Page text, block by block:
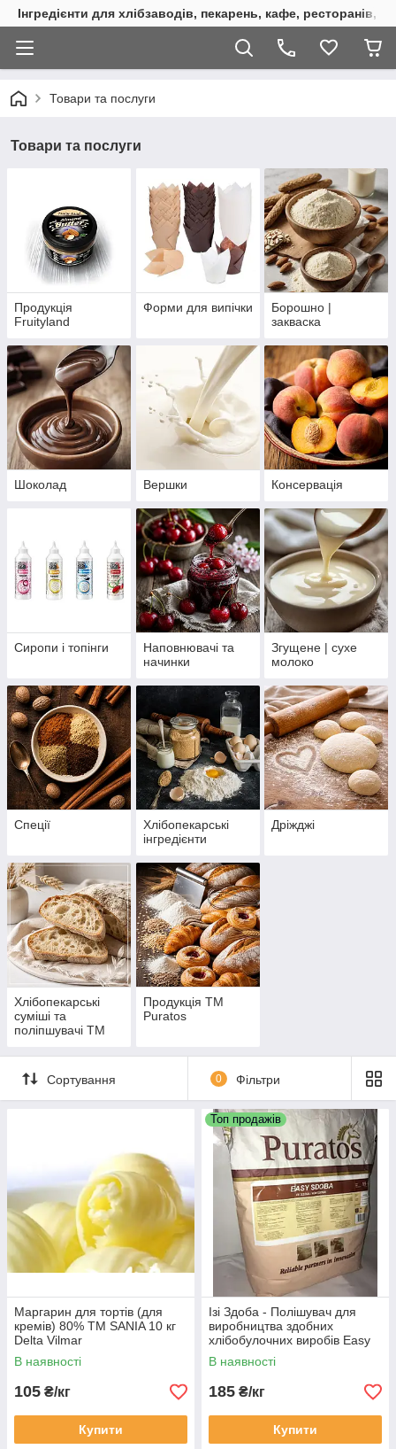
Інгредієнти для хлібзаводів, пекарень, кафе, ресторанів,
Товари та послуги
Товари та послуги
Продукція
Fruityland
Форми для випічки
Борошно |
закваска
Шоколад Вершки Консервація
Сиропи і топінги
Наповнювачі та
начинки
Згущене | сухе
молоко
Спеції
Хлібопекарські
інгредієнти
Дріжджі
Хлібопекарські
суміші та
поліпшувачі ТМ
Продукція ТМ
Puratos
Сортування 0 Фільтри
Маргарин для тортів (для
кремів) 80% TM SANIA 10 кг
Delta Vilmar
В наявності
105 ₴/кг
Купити
Топ продажів
Ізі Здоба - Полішувач для
виробництва здобних
хлібобулочних виробів Easy
Sdoba (Пуратос Україна)
В наявності
185 ₴/кг
Купити